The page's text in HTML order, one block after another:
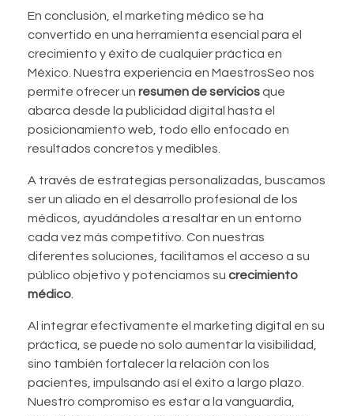
En conclusión, el marketing médico se ha
convertido en una herramienta esencial para el
crecimiento y éxito de cualquier práctica en
México. Nuestra experiencia en MaestrosSeo nos
permite ofrecer un resumen de serviciosque
abarca desde la publicidad digital hasta el
posicionamiento web, todo ello enfocado en
resultados concretos y medibles.
A través de estrategias personalizadas, buscamos
ser un aliado en el desarrollo profesional de los
médicos, ayudándoles a resaltar en un entorno
cada vez más competitivo. Con nuestras
diferentes soluciones, facilitamos el acceso a su
público objetivo y potenciamos su crecimiento
médico.
Al integrar efectivamente el marketing digital en su
práctica, se puede no solo aumentar la visibilidad,
sino también fortalecer la relación con los
pacientes, impulsando así el éxito a largo plazo.
Nuestro compromiso es estar a la vanguardia,